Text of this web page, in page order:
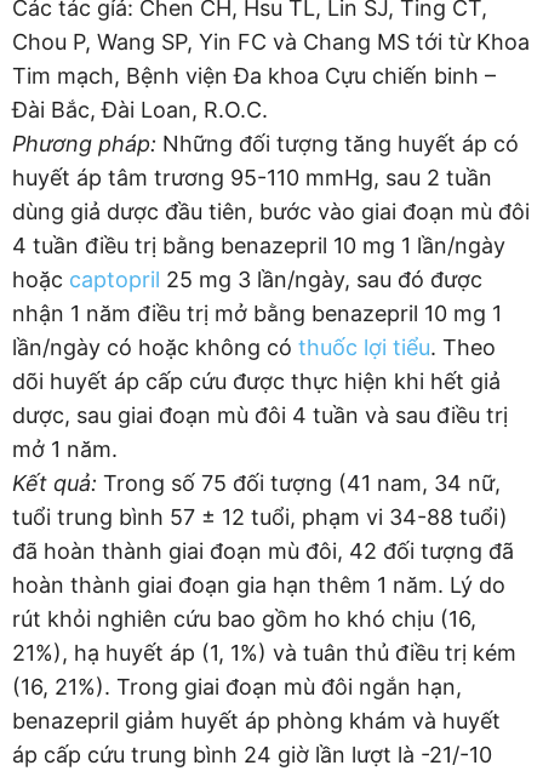
Các tác gỉả: Chen CH, Hsu TL, Lin SJ, Ting CT,
Chou P, Wang SP, Yin FC và Chang MS tới từ Khoa
Tim mạch, Bệnh viện Đa khoa Cựu chiến binh –
Đài Bắc, Đài Loan, R.O.C.
Phương pháp: Những đối tượng tăng huyết áp có
huyết áp tâm trương 95-110 mmHg, sau 2 tuần
dùng giả dược đầu tiên, bước vào giai đoạn mù đôi
4 tuần điều trị bằng benazepril 10 mg 1 lần/ngày
hoặc captopril 25 mg 3 lần/ngày, sau đó được
nhận 1 năm điều trị mở bằng benazepril 10 mg 1
lần/ngày có hoặc không có thuốc lợi tiểu. Theo
dõi huyết áp cấp cứu được thực hiện khi hết giả
dược, sau giai đoạn mù đôi 4 tuần và sau điều trị
mở 1 năm.
Kết quả: Trong số 75 đối tượng (41 nam, 34 nữ,
tuổi trung bình 57 ± 12 tuổi, phạm vi 34-88 tuổi)
đã hoàn thành giai đoạn mù đôi, 42 đối tượng đã
hoàn thành giai đoạn gia hạn thêm 1 năm. Lý do
rút khỏi nghiên cứu bao gồm ho khó chịu (16,
21%), hạ huyết áp (1, 1%) và tuân thủ điều trị kém
(16, 21%). Trong giai đoạn mù đôi ngắn hạn,
benazepril giảm huyết áp phòng khám và huyết
áp cấp cứu trung bình 24 giờ lần lượt là -21/-10